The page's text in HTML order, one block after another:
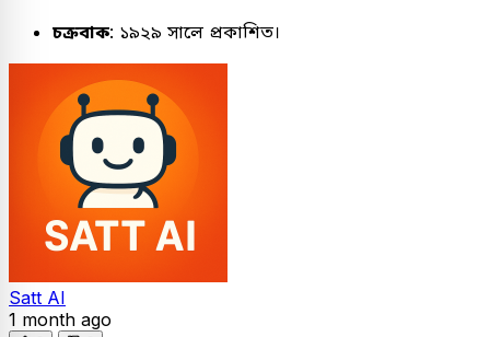
চক্রবাক: ১৯২৯ সালে প্রকাশিত।
Satt AI
1 month ago